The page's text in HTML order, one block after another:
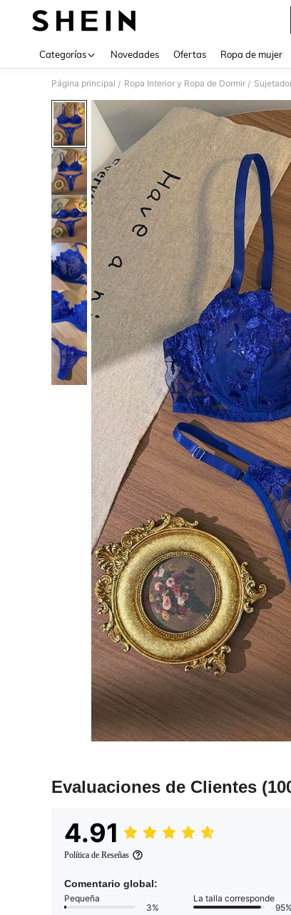
Categorías Novedades Ofertas Ropa de mujer
Página principal / Ropa Interior y Ropa de Dormir /
Evaluaciones de Clientes
4.91
Política de Reseñas
Comentario global:
Pequeña
3%
La talla corresponde
95%